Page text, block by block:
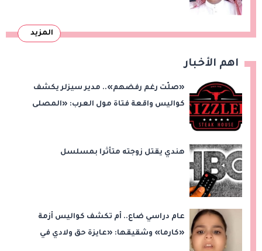
المزيد
اهم الأخبار
«صلّت رغم رفضهم».. مدير سيزلر يكشف
كواليس واقعة فتاة مول العرب: «المصلى
هندي يقتل زوجته متأثرا بمسلسل
عام دراسي ضاع.. أم تكشف كواليس أزمة
«كارما» وشقيقها: «عايزة حق ولادي في